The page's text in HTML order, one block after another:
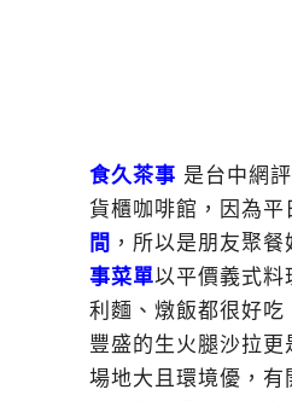
食久茶事 是台中網
貨櫃咖啡館，因為平
間 ，所以是朋友聚餐
事菜單以平價義式料
利麵、燉飯都很好吃
豐盛的生火腿沙拉更
場地大且環境優，有